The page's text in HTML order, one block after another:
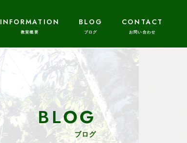
INFORMATION BLOG CONTACT
BLOG
ブログ